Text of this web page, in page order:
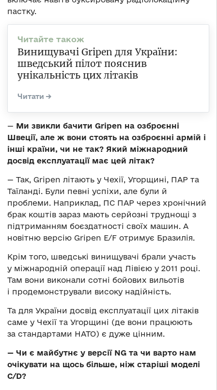
пастку.
Винищувачі Gripen для України:
шведський пілот пояснив
унікальність цих літаків
— Ми звикли бачити Gripen на озброєнні
Швеції, але ж вони стоять на озброєнні армій і
інші країни, чи не так? Який міжнародний
досвід експлуатації має цей літак?
— Так, Gripen літають у Чехії, Угорщині, ПАР та
Таїланді. Були певні успіхи, але були й
проблеми. Наприклад, ПС ПАР через хронічний
брак коштів зараз мають серйозні труднощі з
підтриманням боєздатності своїх машин. А
новітню версію Gripen E/F отримує Бразилія.
Крім того, шведські винищувачі брали участь
у міжнародній операції над Лівією у 2011 році.
Там вони виконали сотні бойових вильотів
і продемонстрували високу надійність.
Та для України досвід експлуатації цих літаків
саме у Чехії та Угорщині (де вони працюють
за стандартами НАТО) є дуже цінним.
— Чи є майбутнє у версії NG та чи варто нам
очікувати на щось більше, ніж старіші моделі
С/D?